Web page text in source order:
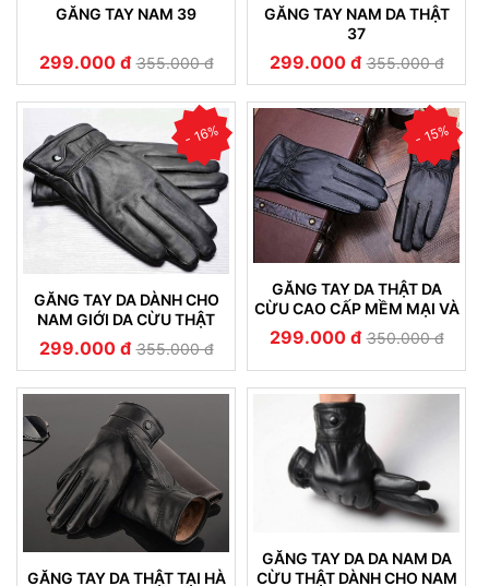
GĂNG TAY NAM 39
299.000 đ 355.000 đ
GĂNG TAY NAM DA THẬT
37
299.000 đ 355.000 đ
- 16%
GĂNG TAY DA DÀNH CHO
NAM GIỚI DA CỪU THẬT
CAO CẤP 20
299.000 đ 355.000 đ
- 15%
GĂNG TAY DA THẬT DA
CỪU CAO CẤP MỀM MẠI VÀ
BỀN ĐẸP (22)
299.000 đ 350.000 đ
GĂNG TAY DA THẬT TẠI HÀ
GĂNG TAY DA DA NAM DA
CỪU THẬT DÀNH CHO NAM